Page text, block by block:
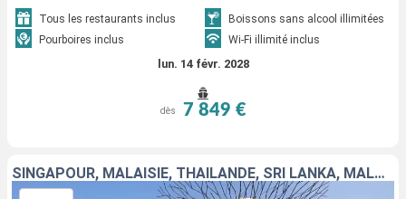
Tous les restaurants inclus
Boissons sans alcool illimitées
Pourboires inclus
Wi-Fi illimité inclus
lun. 14 févr. 2028
dès 7 849 €
SINGAPOUR, MALAISIE, THAÏLANDE, SRI LANKA, MALDIVES, INDE, EMIRATS ARABES UNIS, QATAR